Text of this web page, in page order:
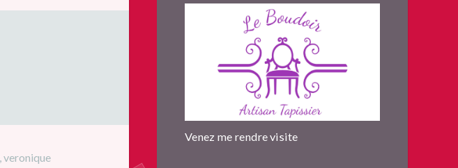
,veronique
Venez me rendre visite